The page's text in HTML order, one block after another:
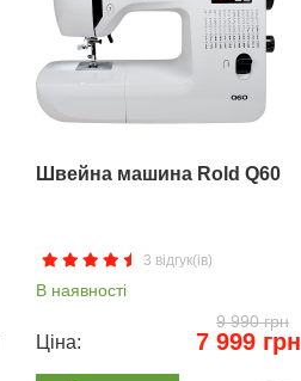
Швейна машина Rold Q60
3 відгук(ів)
В наявності
9 990 грн
Ціна: 7 999 грн